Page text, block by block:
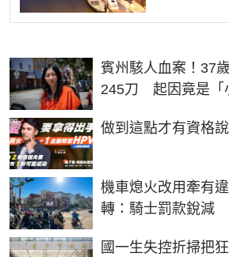
賓州駭人血案！37
245刀 起因竟是「
做到這點才有資格
PR
機車熄火改用牽有
轉：騎士罰款銳減
國一生失控折掃把